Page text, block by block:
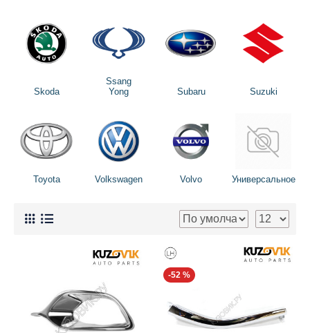
Skoda
Ssang
Yong
Subaru Suzuki
Toyota Volkswagen Volvo Универсальное
-52 %